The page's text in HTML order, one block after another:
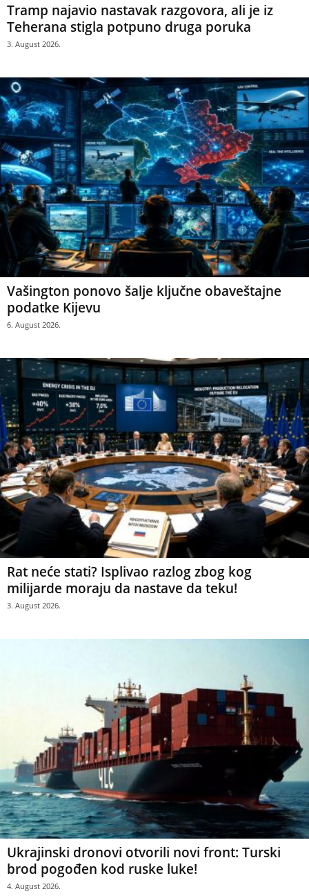
Tramp najavio nastavak razgovora, ali je iz
Teherana stigla potpuno druga poruka
3. August 2026.
Vašington ponovo šalje ključne obaveštajne
podatke Kijevu
6. August 2026.
Rat neće stati? Isplivao razlog zbog kog
milijarde moraju da nastave da teku!
3. August 2026.
Ukrajinski dronovi otvorili novi front: Turski
brod pogođen kod ruske luke!
4. August 2026.